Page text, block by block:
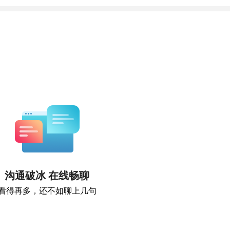
沟通破冰 在线畅聊
得再多，还不如聊上几句